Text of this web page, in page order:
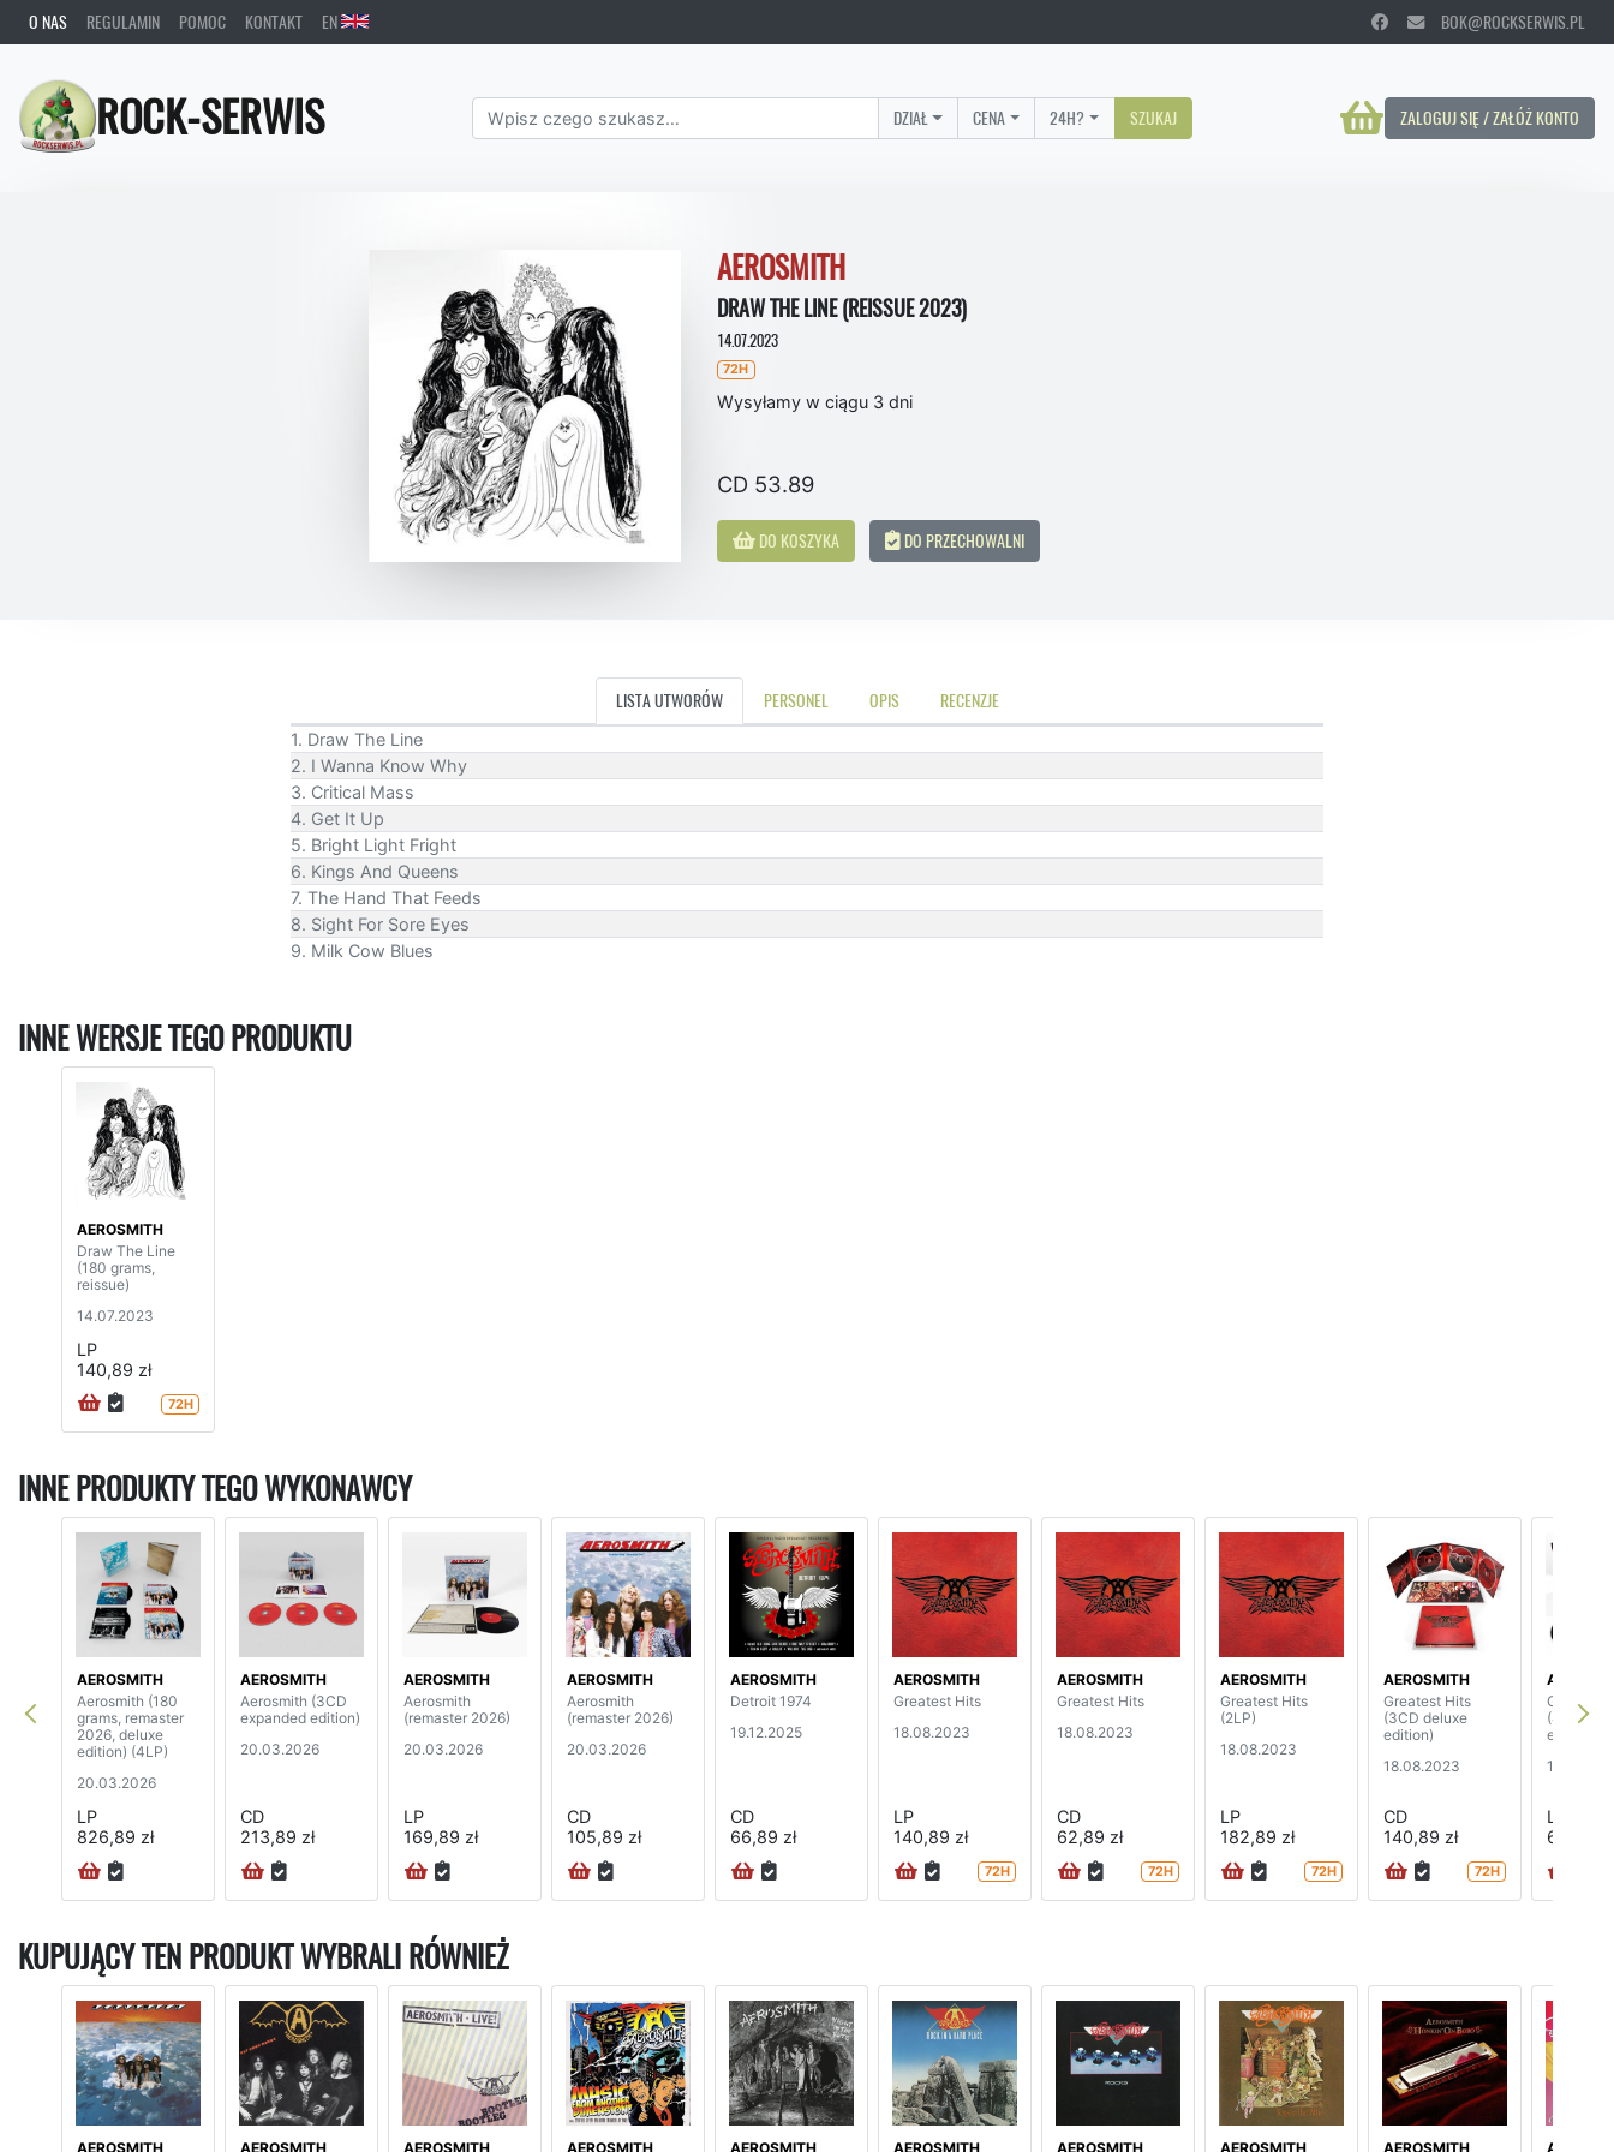
O NAS REGULAMIN POMOC KONTAKT EN BOK@ROCKSERWIS.PL
ROCK-SERWIS ZALOGUJ SIĘ / ZAŁÓŻ KONTO
DZIAŁ CENA 24H? SZUKAJ
AEROSMITH
DRAW THE LINE (REISSUE 2023)
14.07.2023
72H
Wysyłamy w ciągu 3 dni
CD 53.89
DO KOSZYKA DO PRZECHOWALNI
LISTA UTWORÓW PERSONEL OPIS RECENZJE
1. Draw The Line
2. I Wanna Know Why
3. Critical Mass
4. Get It Up
5. Bright Light Fright
6. Kings And Queens
7. The Hand That Feeds
8. Sight For Sore Eyes
9. Milk Cow Blues
INNE WERSJE TEGO PRODUKTU
AEROSMITH
Draw The Line
(180 grams,
reissue)
14.07.2023
LP
140,89 zł
72H
INNE PRODUKTY TEGO WYKONAWCY
AEROSMITH
Aerosmith (180
grams, remaster
2026, deluxe
edition) (4LP)
20.03.2026
LP
826,89 zł
AEROSMITH
Aerosmith (3CD
expanded edition)
20.03.2026
CD
213,89 zł
AEROSMITH
Aerosmith
(remaster 2026)
20.03.2026
LP
169,89 zł
AEROSMITH
Aerosmith
(remaster 2026)
20.03.2026
CD
105,89 zł
AEROSMITH
Detroit 1974
19.12.2025
CD
66,89 zł
AEROSMITH
Greatest Hits
18.08.2023
LP
140,89 zł
72H
AEROSMITH
Greatest Hits
18.08.2023
CD
62,89 zł
72H
AEROSMITH
Greatest Hits
(2LP)
18.08.2023
LP
182,89 zł
72H
AEROSMITH
Greatest Hits
(3CD deluxe
edition)
18.08.2023
CD
140,89 zł
72H
Greatest
(4LP
edition)
LP
660,89
KUPUJĄCY TEN PRODUKT WYBRALI RÓWNIEŻ
AEROSMITH
AEROSMITH
AEROSMITH
AEROSMITH
AEROSMITH
AEROSMITH
AEROSMITH
AEROSMITH
AEROSMITH